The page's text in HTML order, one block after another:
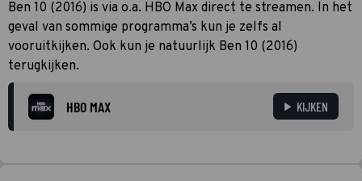
Ben 10 (2016) is via o.a. HBO Max direct te streamen. In het
geval van sommige programma’s kun je zelfs al
vooruitkijken. Ook kun je natuurlijk Ben 10 (2016)
terugkijken.
HBO MAX KIJKEN